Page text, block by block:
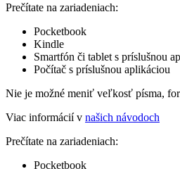
Prečítate na zariadeniach:
Pocketbook
Kindle
Smartfón či tablet s príslušnou
Počítač s príslušnou aplikáciou
Nie je možné meniť veľkosť písma,
Viac informácií v našich návodoch
Prečítate na zariadeniach:
Pocketbook